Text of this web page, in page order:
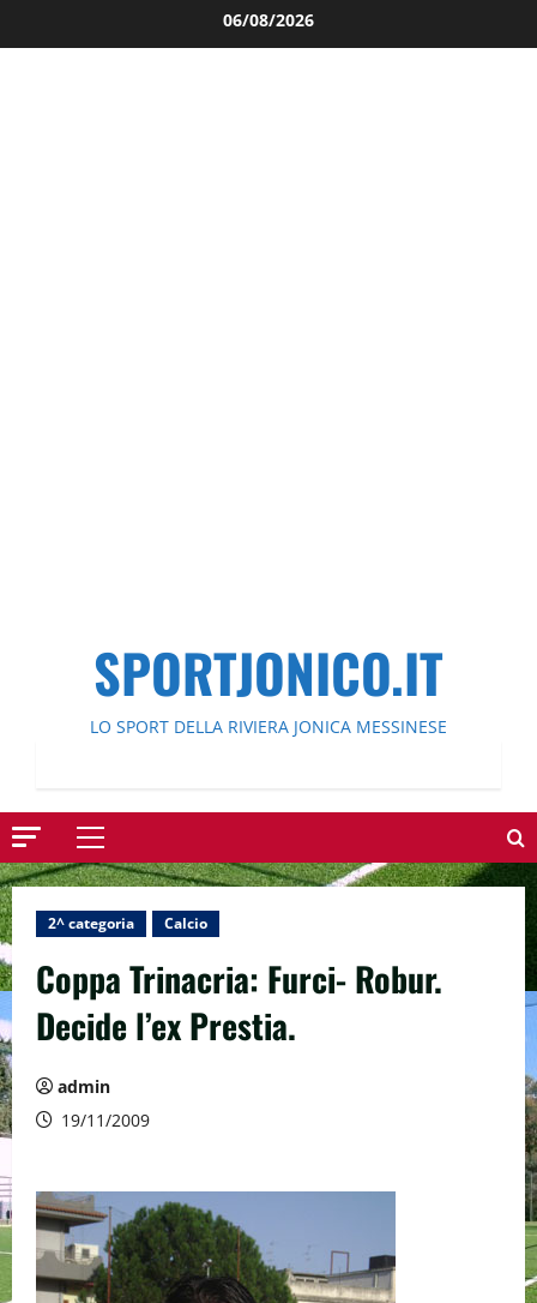
al
06/08/2026
SPORTJONICO.IT
LO SPORT DELLA RIVIERA JONICA MESSINESE
Menu
principale
2^ categoria Calcio
Coppa Trinacria: Furci- Robur.
Decide l’ex Prestia.
admin
19/11/2009